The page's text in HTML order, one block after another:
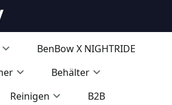
BenBow X NIGHTRIDE
Behälter
Reinigen B2B